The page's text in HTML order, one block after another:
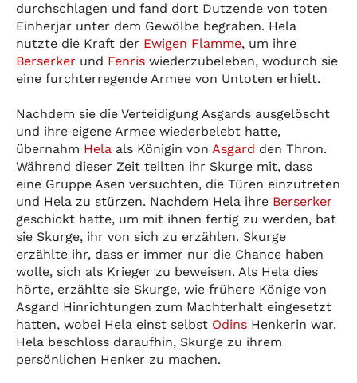
durchschlagen und fand dort Dutzende von toten
Einherjar unter dem Gewölbe begraben. Hela
nutzte die Kraft der Ewigen Flamme, um ihre
Berserker und Fenris wiederzubeleben, wodurch sie
eine furchterregende Armee von Untoten erhielt.
Nachdem sie die Verteidigung Asgards ausgelöscht
und ihre eigene Armee wiederbelebt hatte,
übernahm Hela als Königin von Asgard den Thron.
Während dieser Zeit teilten ihr Skurge mit, dass
eine Gruppe Asen versuchten, die Türen einzutreten
und Hela zu stürzen. Nachdem Hela ihre Berserker
geschickt hatte, um mit ihnen fertig zu werden, bat
sie Skurge, ihr von sich zu erzählen. Skurge
erzählte ihr, dass er immer nur die Chance haben
wolle, sich als Krieger zu beweisen. Als Hela dies
hörte, erzählte sie Skurge, wie frühere Könige von
Asgard Hinrichtungen zum Machterhalt eingesetzt
hatten, wobei Hela einst selbst Odins Henkerin war.
Hela beschloss daraufhin, Skurge zu ihrem
persönlichen Henker zu machen.